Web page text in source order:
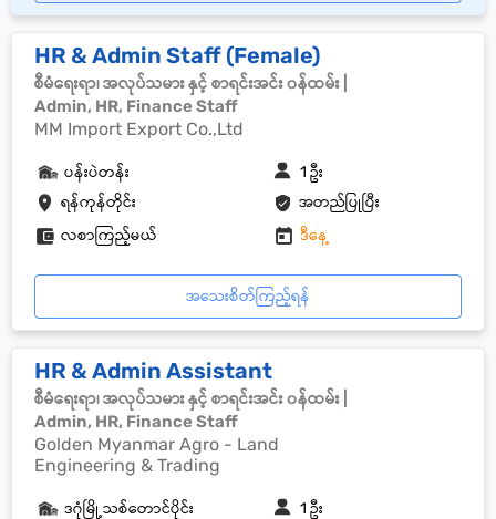
HR & Admin Staff (Female)
စီမံရေးရာ၊ အလုပ်သမား နှင့် စာရင်းအင်း ၀န်ထမ်း |
Admin, HR, Finance Staff
MM Import Export Co.,Ltd
ရန်ကုန်တိုင်း အတည်ပြုပြီး
ပန်းပဲတန်း 1 ဦး
လစာကြည့်မယ် ဒီနေ့
အသေးစိတ်ကြည့်ရန်
HR & Admin Assistant
စီမံရေးရာ၊ အလုပ်သမား နှင့် စာရင်းအင်း ၀န်ထမ်း |
Admin, HR, Finance Staff
Golden Myanmar Agro - Land
Engineering & Trading
ဒဂုံမြို့သစ်တောင်ပိုင်း 1 ဦး